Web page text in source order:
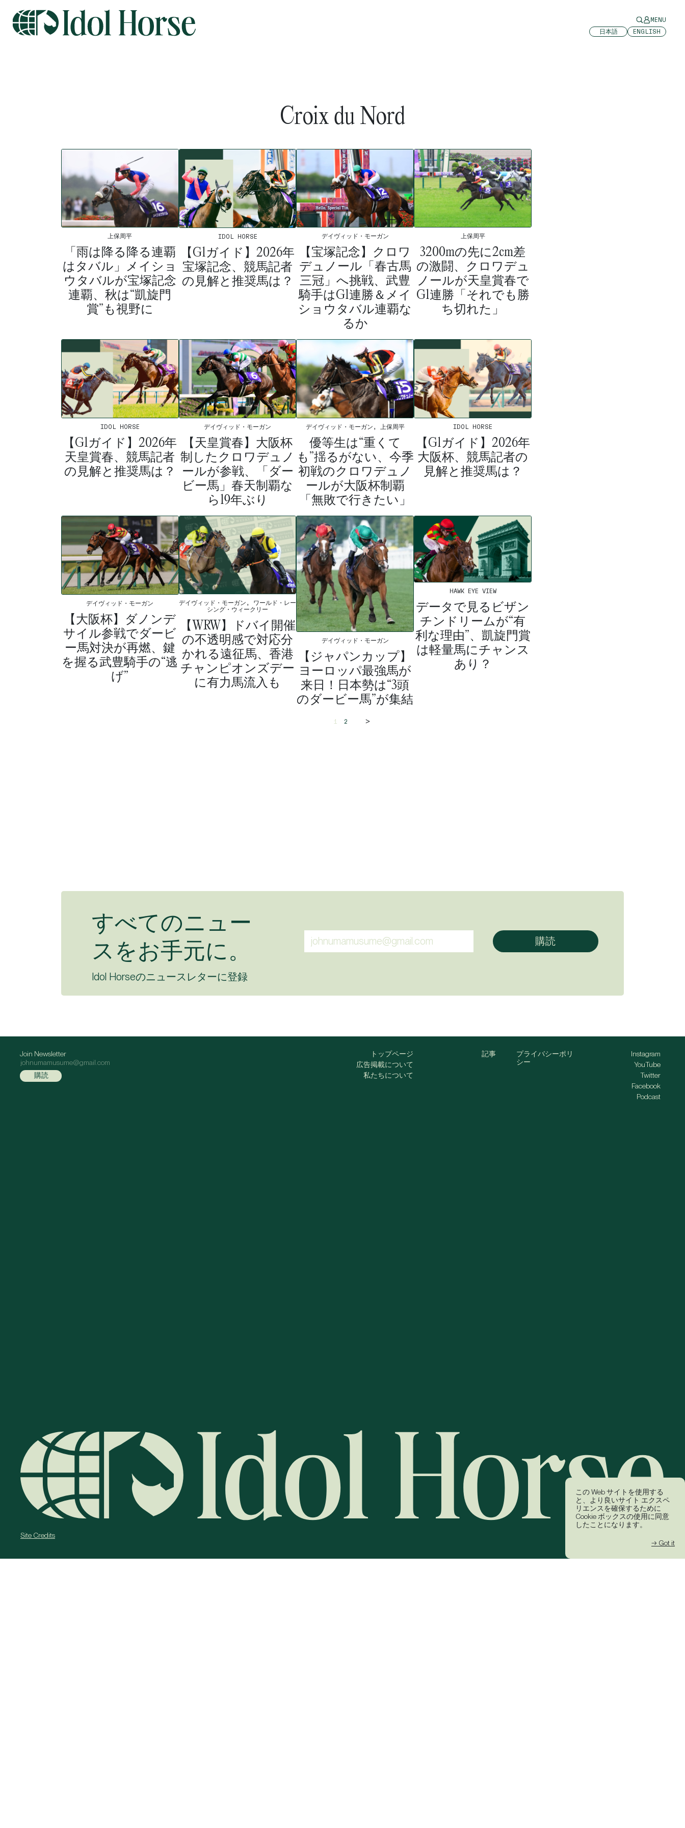
MENU
日本語
ENGLISH
この Web サイトを使用する
と、より良いサイト エクスペ
リエンスを確保するために
Cookie ボックスの使用に同意
したことになります。
→ Got it
Croix du Nord
上保周平
「雨は降る降る連覇
はタバル」メイショ
ウタバルが宝塚記念
連覇、秋は“凱旋門
賞”も視野に
IDOL HORSE
【G1ガイド】2026年
宝塚記念、競馬記者
の見解と推奨馬は？
デイヴィッド・モーガン
【宝塚記念】クロワ
デュノール「春古馬
三冠」へ挑戦、武豊
騎手はG1連勝＆メイ
ショウタバル連覇な
るか
上保周平
3200mの先に2cm差
の激闘、クロワデュ
ノールが天皇賞春で
G1連勝「それでも勝
ち切れた」
IDOL HORSE
【G1ガイド】2026年
天皇賞春、競馬記者
の見解と推奨馬は？
デイヴィッド・モーガン
【天皇賞春】大阪杯
制したクロワデュノ
ールが参戦、「ダー
ビー馬」春天制覇な
ら19年ぶり
デイヴィッド・モーガン, 上保周平
優等生は“重くて
も”揺るがない、今季
初戦のクロワデュノ
ールが大阪杯制覇
「無敗で行きたい」
IDOL HORSE
【G1ガイド】2026年
大阪杯、競馬記者の
見解と推奨馬は？
デイヴィッド・モーガン
【大阪杯】ダノンデ
サイル参戦でダービ
ー馬対決が再燃、鍵
を握る武豊騎手の“逃
げ”
デイヴィッド・モーガン, ワールド・レー
シング・ウィークリー
【WRW】ドバイ開催
の不透明感で対応分
かれる遠征馬、香港
チャンピオンズデー
に有力馬流入も
デイヴィッド・モーガン
【ジャパンカップ】
ヨーロッパ最強馬が
来日！日本勢は“3頭
のダービー馬”が集結
HAWK EYE VIEW
データで見るビザン
チンドリームが“有
利な理由”、凱旋門賞
は軽量馬にチャンス
あり？
1 2 >
すべてのニュー
スをお手元に。
Idol Horseのニュースレターに登録
Join Newsletter
トップページ
広告掲載について
私たちについて
記事
プライバシーポリ
シー
Instagram
YouTube
Twitter
Facebook
Podcast
Site Credits